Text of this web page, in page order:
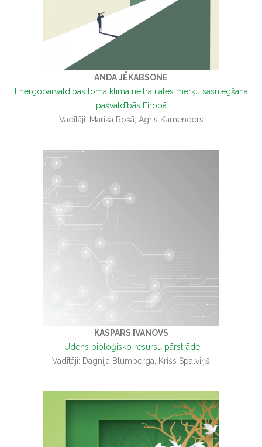
ANDA JĒKABSONE
Energopārvaldības loma klimatneitralitātes mērķu sasniegšanā
pašvaldībās Eiropā
Vadītāji: Marika Rošā, Agris Kamenders
KASPARS IVANOVS
Ūdens bioloģisko resursu pārstrāde
Vadītāji: Dagnija Blumberga, Krišs Spalviņš